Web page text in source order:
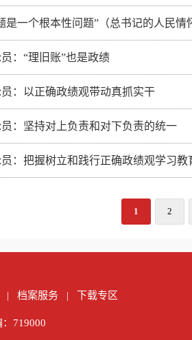
是一个根本性问题”（总书记的人民情
：“理旧账”也是政绩
：以正确政绩观带动真抓实干
：坚持对上负责和对下负责的统一
：把握树立和践行正确政绩观学习教
1 2
| 档案服务 | 下载专区
：719000